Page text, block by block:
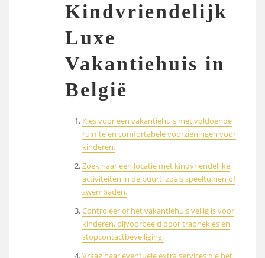
Kindvriendelijk
Luxe
Vakantiehuis in
België
Kies voor een vakantiehuis met voldoende
ruimte en comfortabele voorzieningen voor
kinderen.
Zoek naar een locatie met kindvriendelijke
activiteiten in de buurt, zoals speeltuinen of
zwembaden.
Controleer of het vakantiehuis veilig is voor
kinderen, bijvoorbeeld door traphekjes en
stopcontactbeveiliging.
Vraag naar eventuele extra services die het